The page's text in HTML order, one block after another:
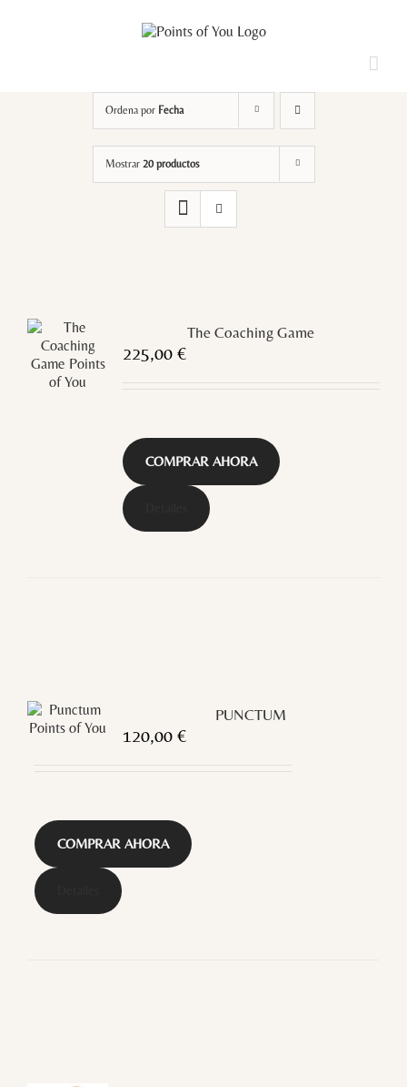
Loading...
Ordena por Fecha
Mostrar 20 productos
The Coaching Game
225,00 €
COMPRAR AHORA
PUNCTUM
120,00 €
COMPRAR AHORA